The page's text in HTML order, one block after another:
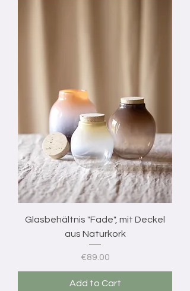
Glasbehältnis "Fade", mit Deckel
aus Naturkork
Price
€89.00
Add to Cart